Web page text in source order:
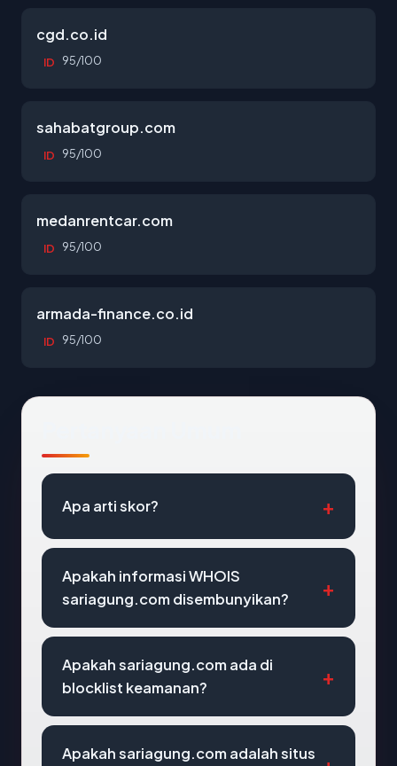
cgd.co.id
ID 95/100
sahabatgroup.com
ID 95/100
medanrentcar.com
ID 95/100
armada-finance.co.id
ID 95/100
Apa arti skor?
Apakah informasi WHOIS
sariagung.com disembunyikan?
Apakah sariagung.com ada di
blocklist keamanan?
Apakah sariagung.com adalah situs